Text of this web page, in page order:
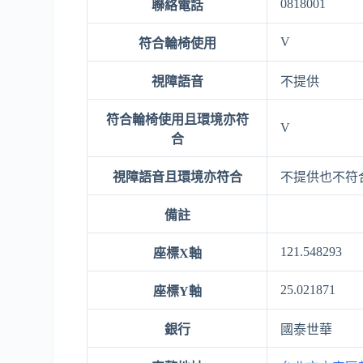
聯絡電話 0818001
符合輪椅使用 V
視障語音 不提供
符合輪椅使用且環境亦符
合
V
視障語音且環境亦符合 不提供也不符
備註
座標X軸 121.548293
座標Y軸 25.021871
銀行 國泰世華